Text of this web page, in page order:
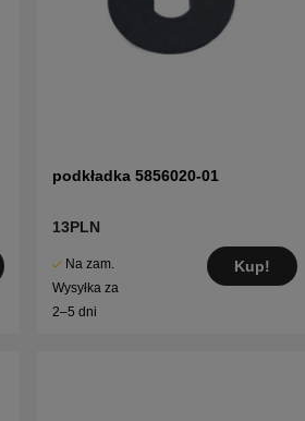
podkładka 5856020-01
13PLN
Na zam.
Wysyłka za
2–5 dni
Kup!